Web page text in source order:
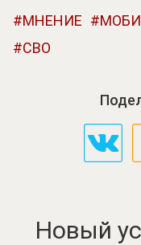
МНЕНИЕ
СВО
Новый